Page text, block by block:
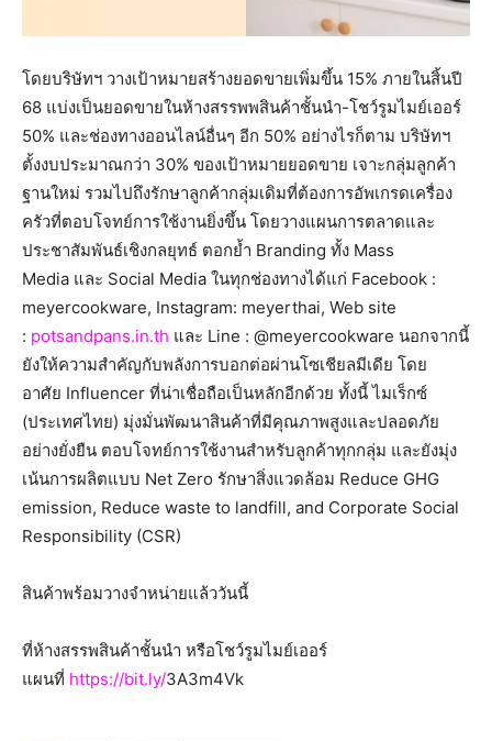
โดยบริษัทฯ วางเป้าหมายสร้างยอดขายเพิ่มขึ้น 15% ภายในสิ้นปี
68 แบ่งเป็นยอดขายในห้างสรรพพสินค้าชั้นนำ-โชว์รูมไมย์เออร์
50% และช่องทางออนไลน์อื่นๆ อีก 50% อย่างไรก็ตาม บริษัทฯ
ตั้งงบประมาณกว่า 30% ของเป้าหมายยอดขาย เจาะกลุ่มลูกค้า
ฐานใหม่ รวมไปถึงรักษาลูกค้ากลุ่มเดิมที่ต้องการอัพเกรดเครื่อง
ครัวที่ตอบโจทย์การใช้งานยิ่งขึ้น โดยวางแผนการตลาดและ
ประชาสัมพันธ์เชิงกลยุทธ์ ตอกย้ำ Branding ทั้ง Mass
Media และ Social Media ในทุกช่องทางได้แก่ Facebook :
meyercookware, Instagram: meyerthai, Web site
: potsandpans.in.th และ Line : @meyercookware นอกจากนี้
ยังให้ความสำคัญกับพลังการบอกต่อผ่านโซเชียลมีเดีย โดย
อาศัย Influencer ที่น่าเชื่อถือเป็นหลักอีกด้วย ทั้งนี้ ไมเร็กซ์
(ประเทศไทย) มุ่งมั่นพัฒนาสินค้าที่มีคุณภาพสูงและปลอดภัย
อย่างยั่งยืน ตอบโจทย์การใช้งานสำหรับลูกค้าทุกกลุ่ม และยังมุ่ง
เน้นการผลิตแบบ Net Zero รักษาสิ่งแวดล้อม Reduce GHG
emission, Reduce waste to landfill, and Corporate Social
Responsibility (CSR)
สินค้าพร้อมวางจำหน่ายแล้ววันนี้
ที่ห้างสรรพสินค้าชั้นนำ หรือโชว์รูมไมย์เออร์
แผนที่ https://bit.ly/3A3m4Vk